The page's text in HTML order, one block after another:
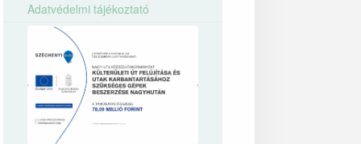
Adatvédelmi tájékoztató